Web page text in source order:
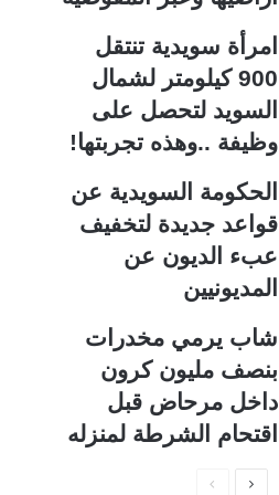
امرأة سويدية تنتقل
900 كيلومتر لشمال
السويد لتحصل على
وظيفة ..وهذه تجربتها!
الحكومة السويدية عن
قواعد جديدة لتخفيف
عبء الديون عن
المديونيين
شاب يرمي مخدرات
بنصف مليون كرون
داخل مرحاض قبل
اقتحام الشرطة لمنزله